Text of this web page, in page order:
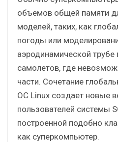
объемов общей памяти
моделей, таких, как
погоды или
аэродинамической трубе
самолетов, где
части. Сочетание
ОС Linux создает новые
пользователей системы
построенной подобно
как суперкомпьютер.